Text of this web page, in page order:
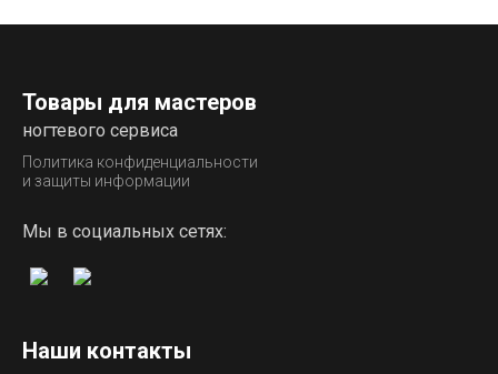
Товары для мастеров
ногтевого сервиса
Политика конфиденциальности
и защиты информации
Мы в социальных сетях:
Наши контакты